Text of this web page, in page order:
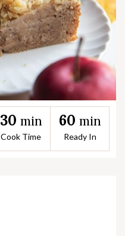
30 min
Cook Time
60 min
Ready In